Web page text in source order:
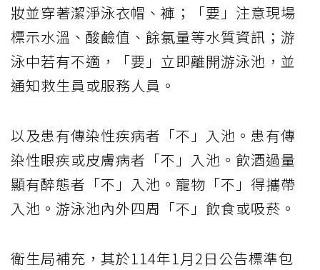
妝並穿著潔淨泳衣帽、褲；「要」注意現場
標示水溫、酸鹼值、餘氯量等水質資訊；游
泳中若有不適，「要」立即離開游泳池，並
通知救生員或服務人員。
以及患有傳染性疾病者「不」入池。患有傳
染性眼疾或皮膚病者「不」入池。飲酒過量
顯有醉態者「不」入池。寵物「不」得攜帶
入池。游泳池內外四周「不」飲食或吸菸。
衛生局補充，其於114年1月2日公告標準包